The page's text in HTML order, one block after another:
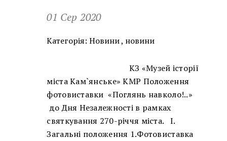
01 Сер 2020
Категорія: Новини, новини
КЗ «Музей історії
міста Кам`янське» КМР Положення
фотовиставки «Поглянь навколо!..»
до Дня Незалежності в рамках
святкування 270-річчя міста. І.
Загальні положення 1.Фотовиставка